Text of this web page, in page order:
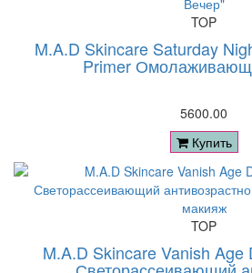
TOP
M.A.D Skincare Saturday
Primer
5600.00
Купить
TOP
M.A.D Skincare Vanish Age